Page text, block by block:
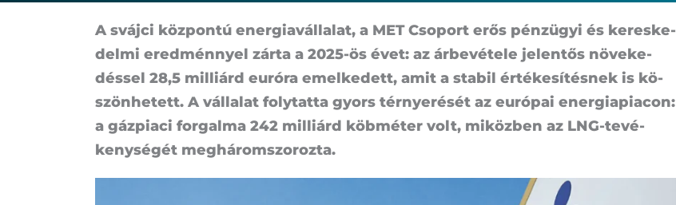
A sváj­ci köz­pon­tú ener­gia­vál­la­lat, a MET Cso­port erős pénz­ügyi és ke­res­ke­
del­mi eredménnyel zár­ta a 2025-ös évet: az ár­be­vé­te­le je­len­tős nö­ve­ke­
dés­sel 28,5 mil­li­árd eu­ró­ra emel­ke­dett, amit a sta­bil ér­té­ke­sí­tés­nek is kö­
szön­he­tett. A vál­la­lat foly­tat­ta gyors tér­nye­ré­sét az eu­ró­pai ener­gia­pi­a­con:
a gáz­pi­a­ci for­gal­ma 242 mil­li­árd köb­mé­ter volt, mi­köz­ben az LNG-tevé­
keny­sé­gét meg­há­rom­szo­roz­ta.